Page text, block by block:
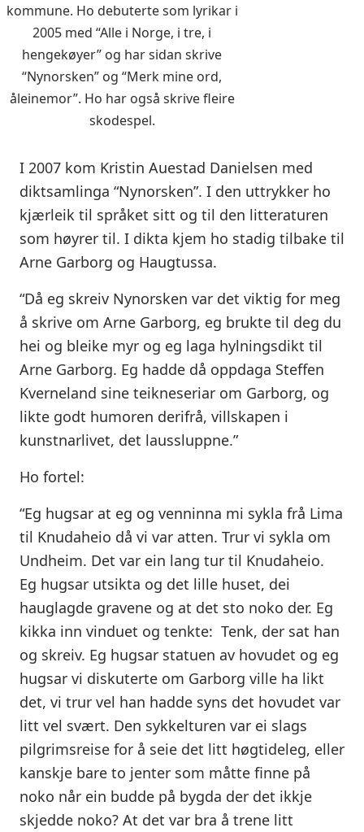
kommune. Ho debuterte som lyrikar i
2005 med “Alle i Norge, i tre, i
hengekøyer” og har sidan skrive
“Nynorsken” og “Merk mine ord,
åleinemor”. Ho har også skrive fleire
skodespel.
I 2007 kom Kristin Auestad Danielsen med
diktsamlinga “Nynorsken”. I den uttrykker ho
kjærleik til språket sitt og til den litteraturen
som høyrer til. I dikta kjem ho stadig tilbake til
Arne Garborg og Haugtussa.
“Då eg skreiv Nynorsken var det viktig for meg
å skrive om Arne Garborg, eg brukte til deg du
hei og bleike myr og eg laga hylningsdikt til
Arne Garborg. Eg hadde då oppdaga Steffen
Kverneland sine teikneseriar om Garborg, og
likte godt humoren derifrå, villskapen i
kunstnarlivet, det laussluppne.”
Ho fortel:
“Eg hugsar at eg og venninna mi sykla frå Lima
til Knudaheio då vi var atten. Trur vi sykla om
Undheim. Det var ein lang tur til Knudaheio.
Eg hugsar utsikta og det lille huset, dei
hauglagde gravene og at det sto noko der. Eg
kikka inn vinduet og tenkte: Tenk, der sat han
og skreiv. Eg hugsar statuen av hovudet og eg
hugsar vi diskuterte om Garborg ville ha likt
det, vi trur vel han hadde syns det hovudet var
litt vel svært. Den sykkelturen var ei slags
pilgrimsreise for å seie det litt høgtideleg, eller
kanskje bare to jenter som måtte finne på
noko når ein budde på bygda der det ikkje
skjedde noko? At det var bra å trene litt